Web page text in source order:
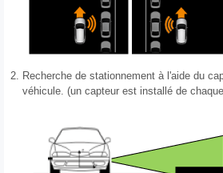
2. Recherche de stationnement à l'aide du
véhicule. (un capteur est installé de